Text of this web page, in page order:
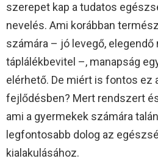
szerepet kap a tudatos
nevelés. Ami korábban
számára – jó levegő,
táplálékbevitel –, manapság
elérhető. De miért is fontos ez
fejlődésben? Mert rendszert
ami a gyermekek számára
legfontosabb dolog az
kialakulásához.